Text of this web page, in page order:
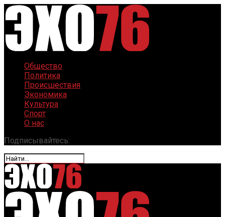
Общество
Политика
Происшествия
Экономика
Культура
Спорт
О нас
Подписывайтесь: